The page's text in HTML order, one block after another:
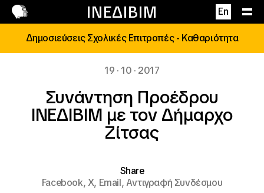
ΙΝΕΔΙΒΙΜ En
Επικοινωνία
Δημοσιεύσεις Σχολικές Επιτροπές - Καθαριότητα
19 · 10 · 2017
Συνάντηση Προέδρου
ΙΝΕΔΙΒΙΜ με τον Δήμαρχο
Ζίτσας
Share
Facebook,X, Email,Αντιγραφή Συνδέσμου